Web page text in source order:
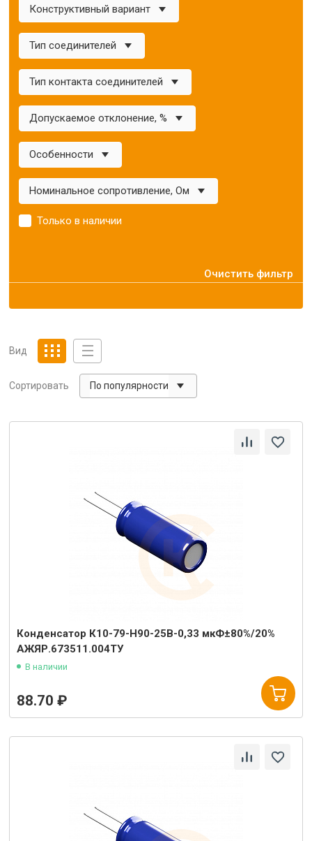
Конструктивный вариант
Тип соединителей
Тип контакта соединителей
Допускаемое отклонение, %
Особенности
Номинальное сопротивление, Ом
Только в наличии
Очистить фильтр
Вид
Сортировать По популярности
Конденсатор К10-79-Н90-25В-0,33 мкФ±80%/20%
АЖЯР.673511.004ТУ
В наличии
88.70 ₽